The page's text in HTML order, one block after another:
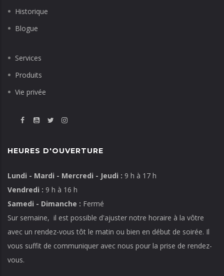
Historique
Blogue
Services
Produits
Vie privée
HEURES D'OUVERTURE
Lundi - Mardi - Mercredi - Jeudi : 9 h à 17 h
Vendredi : 9 h à 16 h
Samedi - Dimanche : Fermé
Sur semaine, il est possible d'ajuster notre horaire à la vôtre
avec un rendez-vous tôt le matin ou bien en début de soirée. Il
vous suffit de communiquer avec nous pour la prise de rendez-
vous.